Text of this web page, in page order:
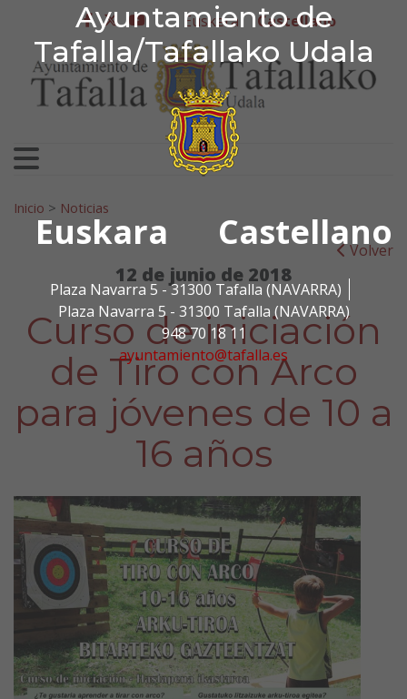
Ayuntamiento de
Tafalla/Tafallako Udala
Euskara Castellano
Plaza Navarra 5 - 31300 Tafalla (NAVARRA)
Plaza Navarra 5 - 31300 Tafalla (NAVARRA)
948 70 18 11
ayuntamiento@tafalla.es
Ir al contenido
Ayuntamiento de
facebook
twitter
youtube
Euskera Castellano
Search for:
Inicio > Noticias
Volver
12 de junio de 2018
Curso de iniciación
de Tiro con Arco
para jóvenes de 10 a
16 años